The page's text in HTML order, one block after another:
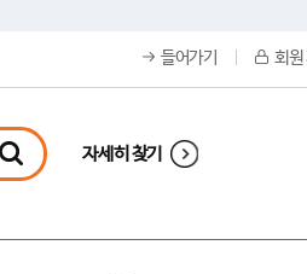
들어가기 회원
자세히 찾기